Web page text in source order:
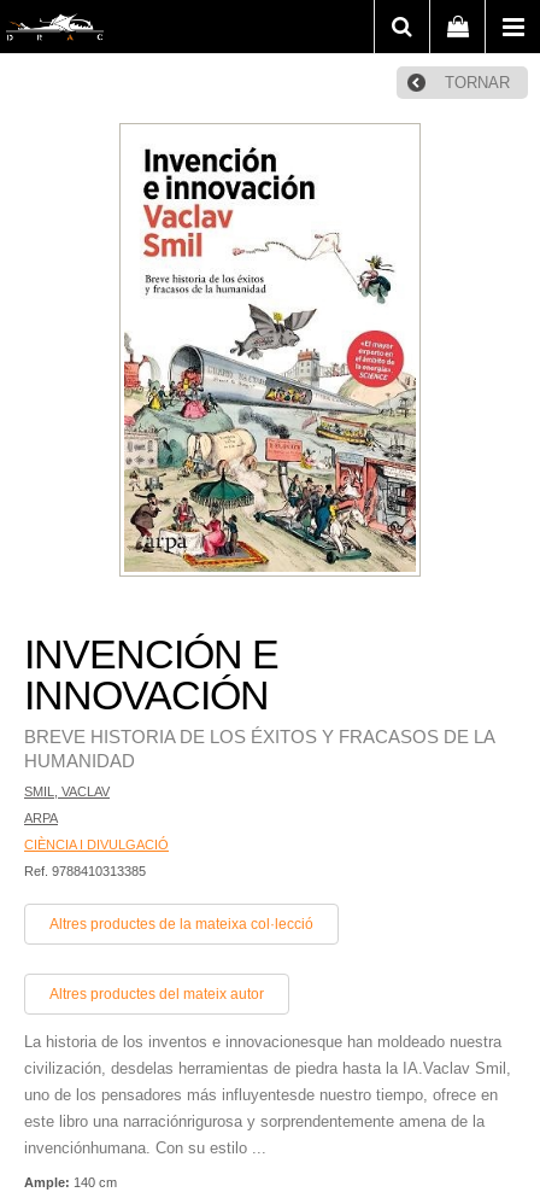
TORNAR
INVENCIÓN E
INNOVACIÓN
BREVE HISTORIA DE LOS ÉXITOS Y FRACASOS DE LA
HUMANIDAD
SMIL, VACLAV
ARPA
CIÈNCIA I DIVULGACIÓ
Ref. 9788410313385
Altres productes de la mateixa col·lecció
Altres productes del mateix autor
La historia de los inventos e innovacionesque han moldeado nuestra
civilización, desdelas herramientas de piedra hasta la IA.Vaclav Smil,
uno de los pensadores más influyentesde nuestro tiempo, ofrece en
este libro una narraciónrigurosa y sorprendentemente amena de la
invenciónhumana. Con su estilo ...
Ample: 140 cm